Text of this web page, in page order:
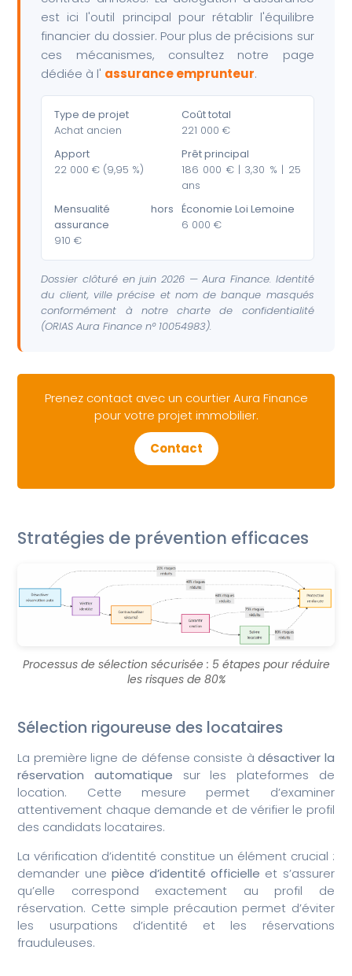
est ici l'outil principal pour rétablir l'équilibre
financier du dossier. Pour plus de précisions sur
ces mécanismes, consultez notre page
dédiée à l' assurance emprunteur.
Type de projet
Achat ancien
Coût total
221 000 €
Apport
22 000 € (9,95 %)
Prêt principal
186 000 € | 3,30 % | 25
ans
Mensualité hors
assurance
910 €
Économie Loi Lemoine
6 000 €
Dossier clôturé en juin 2026 — Aura Finance. Identité
du client, ville précise et nom de banque masqués
conformément à notre charte de confidentialité
(ORIAS Aura Finance n° 10054983).
Prenez contact avec un courtier Aura Finance
pour votre projet immobilier.
Contact
Stratégies de prévention efficaces
Processus de sélection sécurisée : 5 étapes pour réduire
les risques de 80%
Sélection rigoureuse des locataires
La première ligne de défense consiste àdésactiver la
réservation automatique sur les plateformes de
location. Cette mesure permet d’examiner
attentivement chaque demande et de vérifier le profil
des candidats locataires.
La vérification d’identité constitue un élément crucial :
demander une pièce d’identité officielle et s’assurer
qu’elle correspond exactement au profil de
réservation. Cette simple précaution permet d’éviter
les usurpations d’identité et les réservations
frauduleuses.